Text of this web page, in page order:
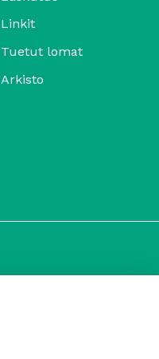
Linkit
Tuetut lomat
Arkisto